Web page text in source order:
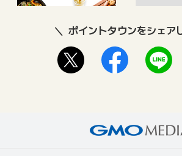
ポイントタウンをシェア